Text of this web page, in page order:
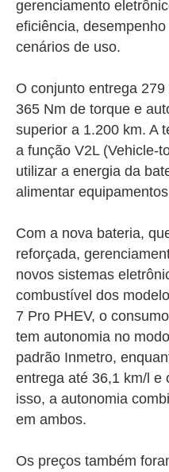
gerenciamento
eficiência,
cenários de uso.
O conjunto entrega
365 Nm de torque e
superior a 1.200 km. A
a função V2L (Vehicle-
utilizar a energia da
alimentar
Com a nova bateria,
reforçada,
novos sistemas
combustível dos
7 Pro PHEV, o
tem autonomia no
padrão Inmetro,
entrega até 36,1 km/l e
isso, a autonomia
em ambos.
Os preços também